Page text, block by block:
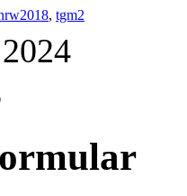
, tgm2